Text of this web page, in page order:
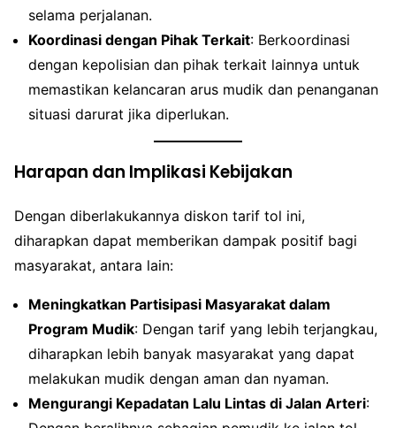
selama perjalanan.
Koordinasi dengan Pihak Terkait: Berkoordinasi
dengan kepolisian dan pihak terkait lainnya untuk
memastikan kelancaran arus mudik dan penanganan
situasi darurat jika diperlukan.
Harapan dan Implikasi Kebijakan
Dengan diberlakukannya diskon tarif tol ini,
diharapkan dapat memberikan dampak positif bagi
masyarakat, antara lain:
Meningkatkan Partisipasi Masyarakat dalam
Program Mudik: Dengan tarif yang lebih terjangkau,
diharapkan lebih banyak masyarakat yang dapat
melakukan mudik dengan aman dan nyaman.
Mengurangi Kepadatan Lalu Lintas di Jalan Arteri: